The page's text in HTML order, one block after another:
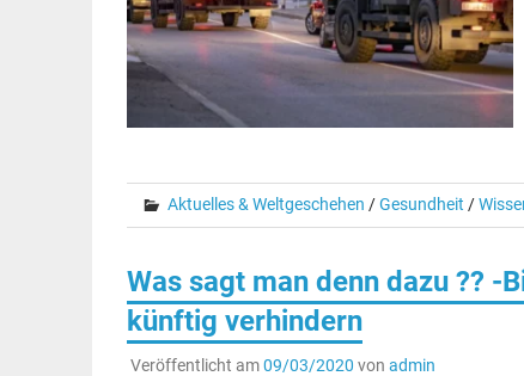
Aktuelles & Weltgeschehen /Gesundheit /
Was sagt man denn dazu ?? -
künftig verhindern
Veröffentlicht am09/03/2020 von admin